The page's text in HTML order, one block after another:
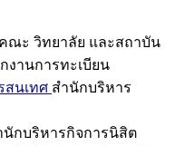
คณะ วิทยาลัย และสถาบัน
งานการทะเบียน
สนเทศ สำนักบริหาร
นักบริหารกิจการนิสิต